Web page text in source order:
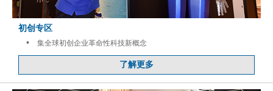
初创专区
•
集全球初创企业革命性科技新概念
了解更多